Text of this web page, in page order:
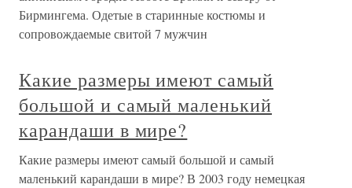
Бирмингема. Одетые в старинные костюмы и
сопровождаемые свитой 7 мужчин
Какие размеры имеют самый
большой и самый маленький
карандаши в мире?
Какие размеры имеют самый большой и самый
маленький карандаши в мире? В 2003 году немецкая